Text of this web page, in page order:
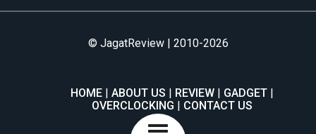
© JagatReview | 2010-2026
HOME ABOUT US REVIEW
GADGET
OVERCLOCKING
CONTACT US